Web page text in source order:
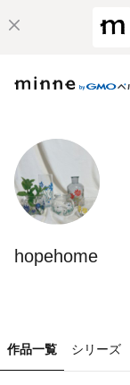
hopehome
作品一覧 シリーズ